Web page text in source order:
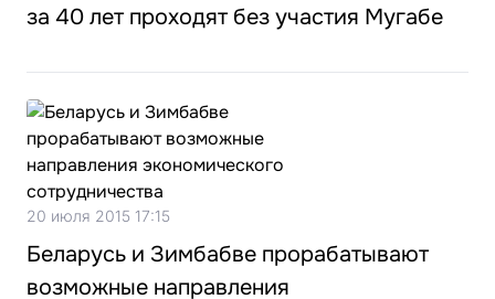
за 40 лет проходят без участия Мугабе
20 июля 2015 17:15
Беларусь и Зимбабве прорабатывают
возможные направления